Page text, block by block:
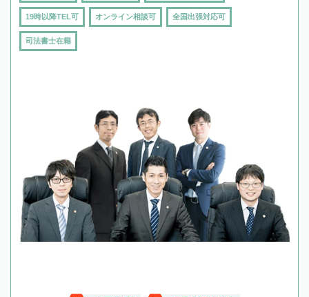
19時以降TEL可 オンライン相談可 全国出張対応可
司法書士在籍